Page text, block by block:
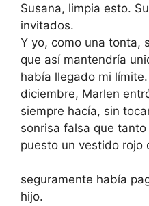
Susana, limpia esto.
invitados.
Y yo, como una tonta,
que así mantendría
había llegado mi
diciembre, Marlen
siempre hacía, sin
sonrisa falsa que
puesto un vestido rojo
seguramente había
hijo.